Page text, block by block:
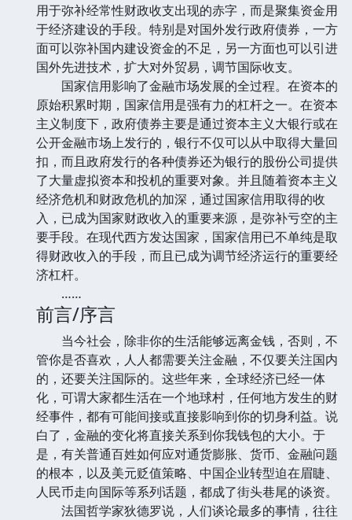
用于弥补经常性财政收支出现的赤字，而是聚集资金用
于经济建设的手段。特别是对国外发行政府债券，一方
面可以弥补国内建设资金的不足，另一方面也可以引进
国外先进技术，扩大对外贸易，调节国际收支。
国家信用影响了金融市场发展的全过程。在资本的
原始积累时期，国家信用是强有力的杠杆之一。在资本
主义制度下，政府债券主要是通过资本主义大银行或在
公开金融市场上发行的，银行不仅可以从中取得大量回
扣，而且政府发行的各种债券还为银行的股份公司提供
了大量虚拟资本和投机的重要对象。并且随着资本主义
经济危机和财政危机的加深，通过国家信用取得的收
入，已成为国家财政收入的重要来源，是弥补亏空的主
要手段。在现代西方发达国家，国家信用已不单纯是取
得财政收入的手段，而且已成为调节经济运行的重要经
济杠杆。
……
前言/序言
当今社会，除非你的生活能够远离金钱，否则，不
管你是否喜欢，人人都需要关注金融，不仅要关注国内
的，还要关注国际的。这些年来，全球经济已经一体
化，可谓大家都生活在一个地球村，任何地方发生的财
经事件，都有可能间接或直接影响到你的切身利益。说
白了，金融的变化将直接关系到你我钱包的大小。于
是，有关普通百姓如何应对通货膨胀、货币、金融问题
的根本，以及美元贬值策略、中国企业转型迫在眉睫、
人民币走向国际等系列话题，都成了街头巷尾的谈资。
法国哲学家狄德罗说，人们谈论最多的事情，往往